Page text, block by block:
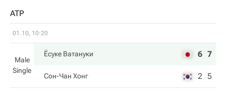
ATP
01.10, 10:20
Male
Single
Ёсуке Ватануки 6 7
Сон-Чан Хонг 2 5